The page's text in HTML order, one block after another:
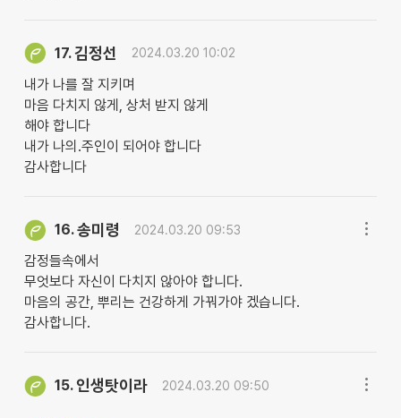
17.김정선 2024.03.20 10:02
내가 나를 잘 지키며
마음 다치지 않게, 상처 받지 않게
해야 합니다
내가 나의.주인이 되어야 합니다
감사합니다
16.송미령 2024.03.20 09:53
감정들속에서
무엇보다 자신이 다치지 않아야 합니다.
마음의 공간, 뿌리는 건강하게 가꿔가야 겠습니다.
감사합니다.
15.인생탓이라 2024.03.20 09:50